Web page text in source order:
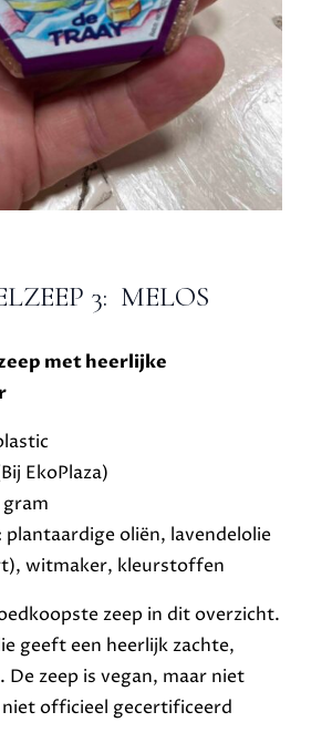
3: MELOS
met heerlijke
EkoPlaza)
oliën, lavendelolie
witmaker, kleurstoffen
zeep in dit overzicht.
geeft een heerlijk zachte,
zeep is vegan, maar niet
officieel gecertificeerd